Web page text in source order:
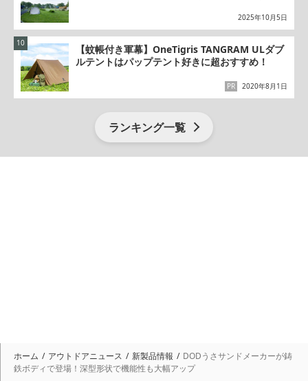
2025年10月5日
【蚊帳付き軍幕】OneTigris TANGRAM ULダブ
ルテントはパップテント好きに超おすすめ！
2020年8月1日
PR
ランキング一覧
ホーム アウトドアニュース 新製品情報
DODうさサンドメーカーが鋳
鉄ボディで登場！深型形状で機能性も大幅アップ